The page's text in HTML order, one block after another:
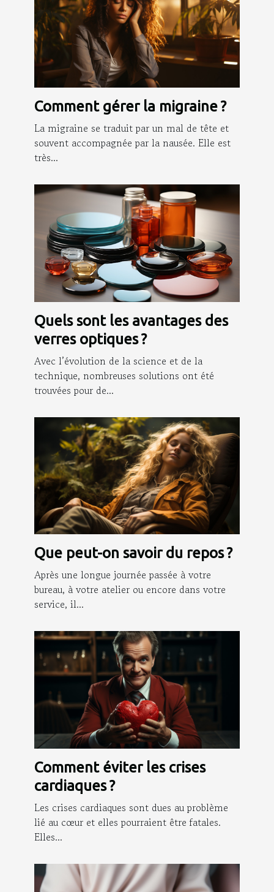
Comment gérer la migraine ?
La migraine se traduit par un mal de tête et
souvent accompagnée par la nausée. Elle est
très...
Quels sont les avantages des
verres optiques ?
Avec l’évolution de la science et de la
technique, nombreuses solutions ont été
trouvées pour de...
Que peut-on savoir du repos ?
Après une longue journée passée à votre
bureau, à votre atelier ou encore dans votre
service, il...
Comment éviter les crises
cardiaques ?
Les crises cardiaques sont dues au problème
lié au cœur et elles pourraient être fatales.
Elles...